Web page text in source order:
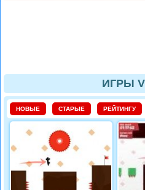
ИГРЫ
НОВЫЕ СТАРЫЕ РЕЙТИНГУ